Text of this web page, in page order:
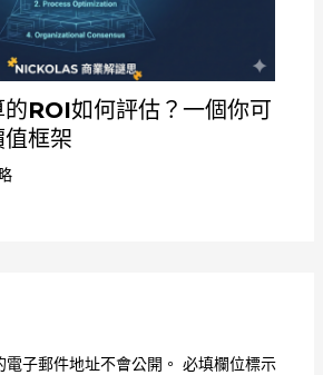
ROI如何評估？一個你可
框架
子郵件地址不會公開。 必填欄位標示